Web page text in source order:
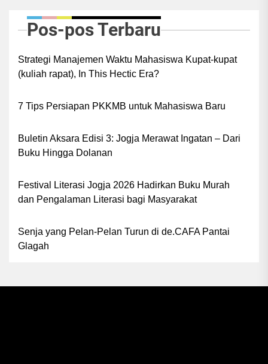
Pos-pos Terbaru
Strategi Manajemen Waktu Mahasiswa Kupat-kupat
(kuliah rapat), In This Hectic Era?
7 Tips Persiapan PKKMB untuk Mahasiswa Baru
Buletin Aksara Edisi 3: Jogja Merawat Ingatan – Dari
Buku Hingga Dolanan
Festival Literasi Jogja 2026 Hadirkan Buku Murah
dan Pengalaman Literasi bagi Masyarakat
Senja yang Pelan-Pelan Turun di de.CAFA Pantai
Glagah